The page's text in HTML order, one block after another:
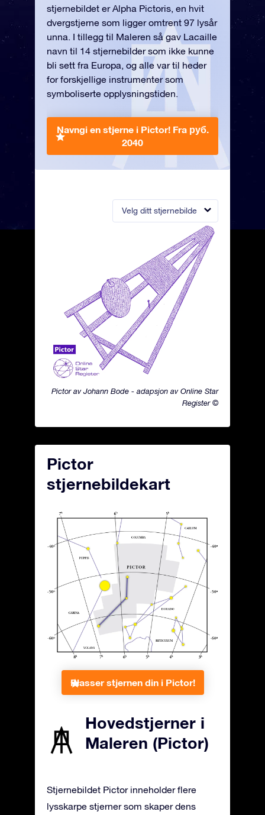
Velg ditt stjernebilde
Pictor av Johann Bode - adapsjon av Online Star
Register ©
stjernebildet er Alpha Pictoris, en hvit
dvergstjerne som ligger omtrent 97 lysår
unna. I tillegg til Maleren så gav Lacaille
navn til 14 stjernebilder som ikke kunne
bli sett fra Europa, og alle var til heder
for forskjellige instrumenter som
symboliserte opplysningstiden.
Navngi en stjerne i Pictor! Fra руб.
2040
Pictor
stjernebildekart
Plasser stjernen din i Pictor!
Hovedstjerner i
Maleren (Pictor)
Stjernebildet Pictor inneholder flere
lysskarpe stjerner som skaper dens